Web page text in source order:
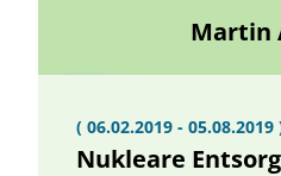
Martin
( 06.02.2019 - 05.08.2019
Nukleare